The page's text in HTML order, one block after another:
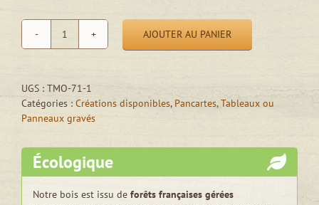
quantité
en
bois
gravée
Wilde
-
Disponible
AJOUTER AU PANIER
UGS : TMO-71-1
Catégories : Créations disponibles, Pancartes, Tableaux ou
Panneaux gravés
Écologique
Notre bois est issu de forêts françaises gérées